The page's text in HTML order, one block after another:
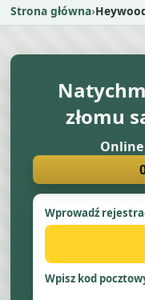
Strona główna
złomu
Wprowadź
Wpisz kod